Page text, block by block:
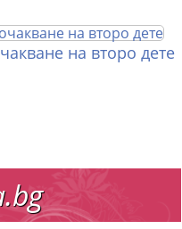
на второ дете